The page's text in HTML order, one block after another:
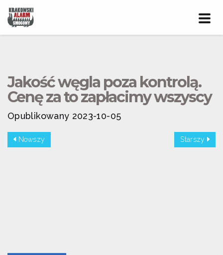
Jakość węgla poza kontrolą.
Cenę za to zapłacimy wszyscy
Opublikowany 2023-10-05
Nowszy Starszy